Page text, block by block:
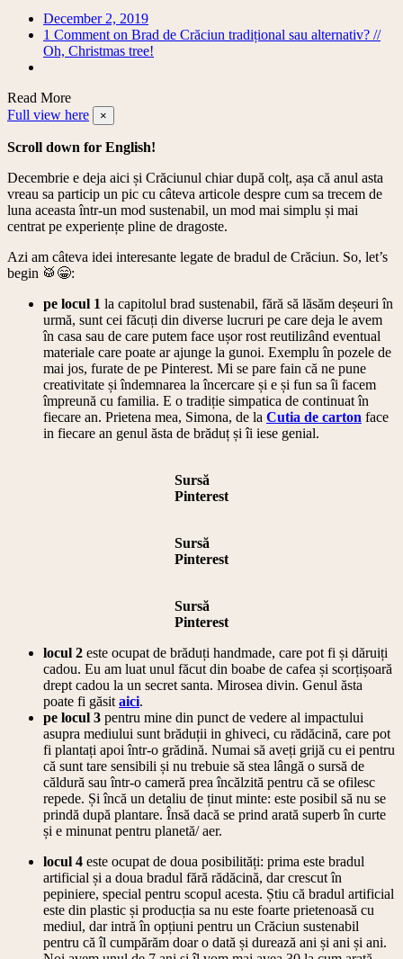
December 2, 2019
1 Commenton Brad de Crăciun tradițional sau alternativ? //
Oh, Christmas tree!
Read More
Full view here
×
Scroll down for English!
Decembrie e deja aici și Crăciunul chiar după colț, așa că anul asta
vreau sa particip un pic cu câteva articole despre cum sa trecem de
luna aceasta într-un mod sustenabil, un mod mai simplu și mai
centrat pe experiențe pline de dragoste.
Azi am câteva idei interesante legate de bradul de Crăciun. So, let’s
begin 🥁😁:
pe locul 1 la capitolul brad sustenabil, fără să lăsăm deșeuri în
urmă, sunt cei făcuți din diverse lucruri pe care deja le avem
în casa sau de care putem face ușor rost reutilizând eventual
materiale care poate ar ajunge la gunoi. Exemplu în pozele de
mai jos, furate de pe Pinterest. Mi se pare fain că ne pune
creativitate și îndemnarea la încercare și e și fun sa îi facem
împreună cu familia. E o tradiție simpatica de continuat în
fiecare an. Prietena mea, Simona, de la Cutia de carton face
in fiecare an genul ăsta de brăduț și îi iese genial.
Sursă
Pinterest
Sursă
Pinterest
Sursă
Pinterest
locul 2 este ocupat de brăduți handmade, care pot fi și dăruiți
cadou. Eu am luat unul făcut din boabe de cafea și scorțișoară
drept cadou la un secret santa. Mirosea divin. Genul ăsta
poate fi găsitaici.
pe locul 3 pentru mine din punct de vedere al impactului
asupra mediului sunt brăduții in ghiveci, cu rădăcină, care pot
fi plantați apoi într-o grădină. Numai să aveți grijă cu ei pentru
că sunt tare sensibili și nu trebuie să stea lângă o sursă de
căldură sau într-o cameră prea încălzită pentru că se ofilesc
repede. Și încă un detaliu de ținut minte: este posibil să nu se
prindă după plantare. Însă dacă se prind arată superb în curte
și e minunat pentru planetă/ aer.
locul 4 este ocupat de doua posibilități: prima este bradul
artificial și a doua bradul fără rădăcină, dar crescut în
pepiniere, special pentru scopul acesta. Știu că bradul artificial
este din plastic și producția sa nu este foarte prietenoasă cu
mediul, dar intră în opțiuni pentru un Crăciun sustenabil
pentru că îl cumpărăm doar o dată și durează ani și ani și ani.